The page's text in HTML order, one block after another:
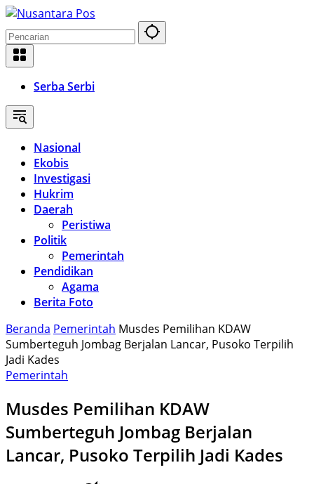
Langsung
ke
konten
Serba Serbi
Nasional
Ekobis
Investigasi
Hukrim
Daerah
Peristiwa
Politik
Pemerintah
Pendidikan
Agama
Berita Foto
Beranda Pemerintah Musdes Pemilihan KDAW
Sumberteguh Jombag Berjalan Lancar, Pusoko Terpilih
Jadi Kades
Pemerintah
Musdes Pemilihan KDAW
Sumberteguh Jombag Berjalan
Lancar, Pusoko Terpilih Jadi Kades